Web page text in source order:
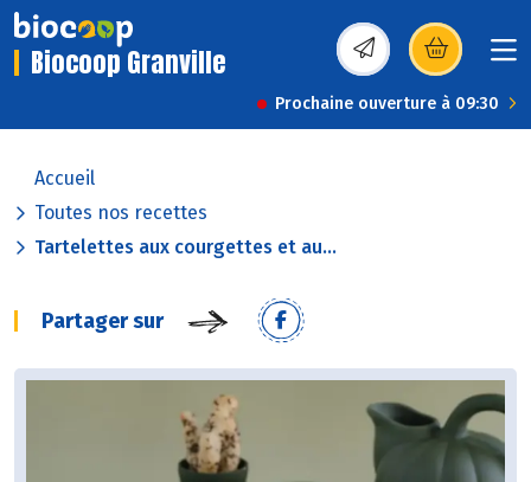
Biocoop Granville (s’ouvre dans une
Prochaine ouverture à 09:30
Accueil
Toutes nos recettes
Tartelettes aux courgettes et au...
Partager sur